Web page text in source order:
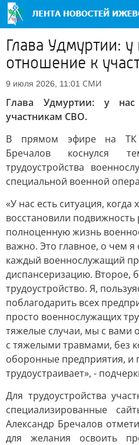
Глава Удмуртии:
отношение к
9 июля 2026, 11:01 СМИ
Глава Удмуртии: у
участникам СВО.
В прямом эфире на ТК
Бречалов коснулся
трудоустройства
специальной военной
«У нас есть ситуация,
восстановили подвижность
полноценную жизнь
важно. Это главное, о чем
каждый военнослужащий
диспансеризацию. Второе,
трудоустройство. Я,
поблагодарить всех
просто военнослужащих
тяжелые случаи, мы с вами
с тяжелыми травмами, без
оборонные предприятия, и
трудоустраивает», -
Для трудоустройства
специализированные
Александр Бречалов
для желания освоить